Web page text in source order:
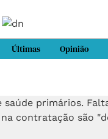
Últimas Opinião